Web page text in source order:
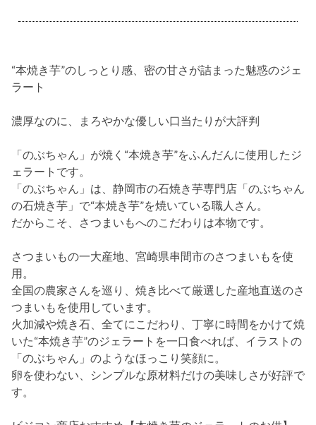
“本焼き芋”のしっとり感、密の甘さが詰まった魅惑のジェ
ラート
濃厚なのに、まろやかな優しい口当たりが大評判
「のぶちゃん」が焼く“本焼き芋”をふんだんに使用したジ
ェラートです。
「のぶちゃん」は、静岡市の石焼き芋専門店「のぶちゃん
の石焼き芋」で“本焼き芋”を焼いている職人さん。
だからこそ、さつまいもへのこだわりは本物です。
さつまいもの一大産地、宮崎県串間市のさつまいもを使
用。
全国の農家さんを巡り、焼き比べて厳選した産地直送のさ
つまいもを使用しています。
火加減や焼き石、全てにこだわり、丁寧に時間をかけて焼
いた“本焼き芋”のジェラートを一口食べれば、イラストの
「のぶちゃん」のようなほっこり笑顔に。
卵を使わない、シンプルな原材料だけの美味しさが好評で
す。